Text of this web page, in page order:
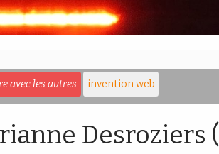
avec les autres invention web
Desroziers